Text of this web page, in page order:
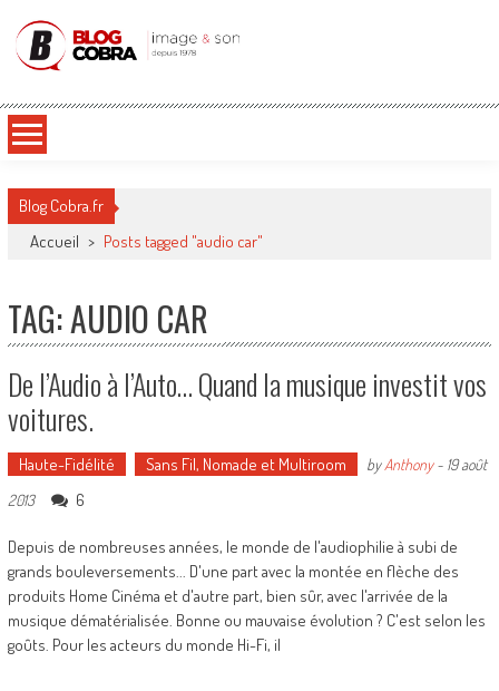
Blog Cobra
Blog Cobra.fr
Accueil > Posts tagged "audio car"
TAG: AUDIO CAR
De l’Audio à l’Auto… Quand la musique investit vos
voitures.
Haute-Fidélité Sans Fil, Nomade et Multiroom byAnthony- 19 août
2013
6
Depuis de nombreuses années, le monde de l'audiophilie à subi de
grands bouleversements... D'une part avec la montée en flèche des
produits Home Cinéma et d'autre part, bien sûr, avec l'arrivée de la
musique dématérialisée. Bonne ou mauvaise évolution ? C'est selon les
goûts. Pour les acteurs du monde Hi-Fi, il